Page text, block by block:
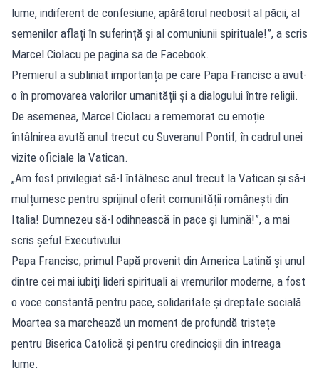
lume, indiferent de confesiune, apărătorul neobosit al păcii, al
semenilor aflați în suferință și al comuniunii spirituale!”, a scris
Marcel Ciolacu pe pagina sa de Facebook.
Premierul a subliniat importanța pe care Papa Francisc a avut-
o în promovarea valorilor umanității și a dialogului între religii.
De asemenea, Marcel Ciolacu a rememorat cu emoție
întâlnirea avută anul trecut cu Suveranul Pontif, în cadrul unei
vizite oficiale la Vatican.
„Am fost privilegiat să-l întâlnesc anul trecut la Vatican și să-i
mulțumesc pentru sprijinul oferit comunității românești din
Italia! Dumnezeu să-l odihnească în pace și lumină!”, a mai
scris șeful Executivului.
Papa Francisc, primul Papă provenit din America Latină și unul
dintre cei mai iubiți lideri spirituali ai vremurilor moderne, a fost
o voce constantă pentru pace, solidaritate și dreptate socială.
Moartea sa marchează un moment de profundă tristețe
pentru Biserica Catolică și pentru credincioșii din întreaga
lume.